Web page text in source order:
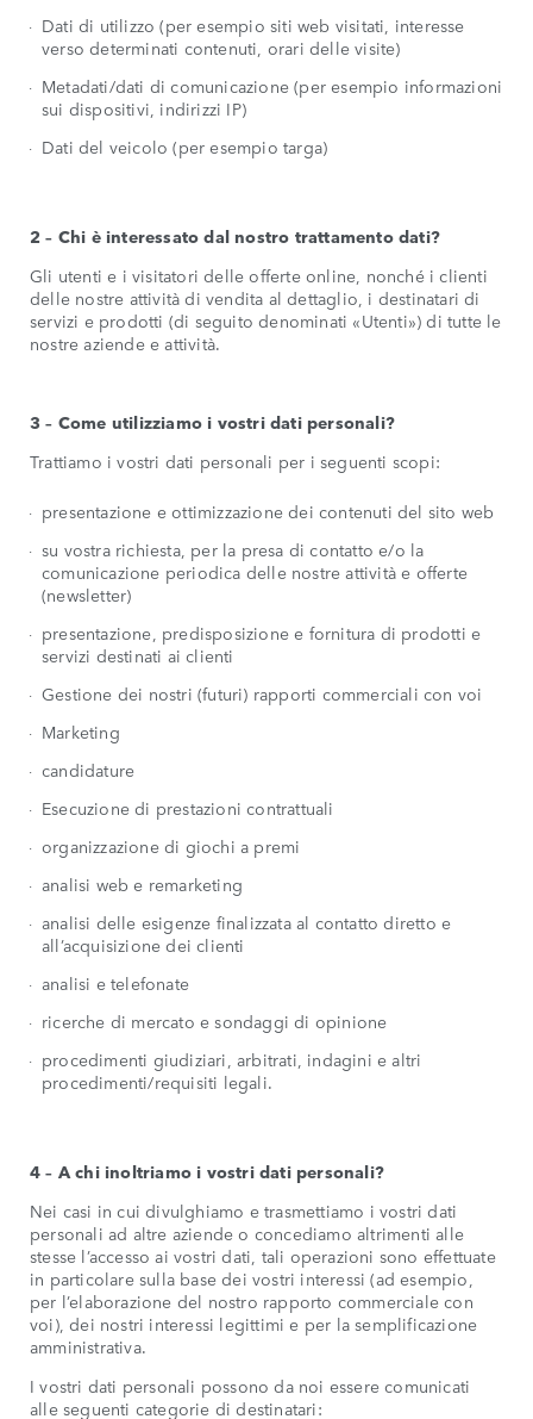
Dati di utilizzo (per esempio siti web visitati, interesse
verso determinati contenuti, orari delle visite)
Metadati/dati di comunicazione (per esempio informazioni
sui dispositivi, indirizzi IP)
Dati del veicolo (per esempio targa)
2 – Chi è interessato dal nostro trattamento dati?
Gli utenti e i visitatori delle offerte online, nonché i clienti
delle nostre attività di vendita al dettaglio, i destinatari di
servizi e prodotti (di seguito denominati «Utenti») di tutte le
nostre aziende e attività.
3 – Come utilizziamo i vostri dati personali?
Trattiamo i vostri dati personali per i seguenti scopi:
presentazione e ottimizzazione dei contenuti del sito web
su vostra richiesta, per la presa di contatto e/o la
comunicazione periodica delle nostre attività e offerte
(newsletter)
presentazione, predisposizione e fornitura di prodotti e
servizi destinati ai clienti
Gestione dei nostri (futuri) rapporti commerciali con voi
Marketing
candidature
Esecuzione di prestazioni contrattuali
organizzazione di giochi a premi
analisi web e remarketing
analisi delle esigenze finalizzata al contatto diretto e
all’acquisizione dei clienti
analisi e telefonate
ricerche di mercato e sondaggi di opinione
procedimenti giudiziari, arbitrati, indagini e altri
procedimenti/requisiti legali.
4 – A chi inoltriamo i vostri dati personali?
Nei casi in cui divulghiamo e trasmettiamo i vostri dati
personali ad altre aziende o concediamo altrimenti alle
stesse l’accesso ai vostri dati, tali operazioni sono effettuate
in particolare sulla base dei vostri interessi (ad esempio,
per l’elaborazione del nostro rapporto commerciale con
voi), dei nostri interessi legittimi e per la semplificazione
amministrativa.
I vostri dati personali possono da noi essere comunicati
alle seguenti categorie di destinatari: